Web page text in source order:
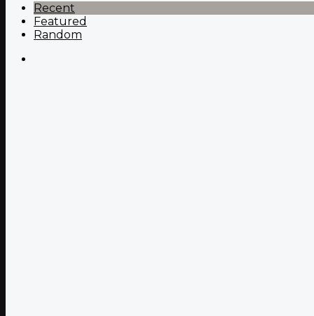
Recent
Featured
Random